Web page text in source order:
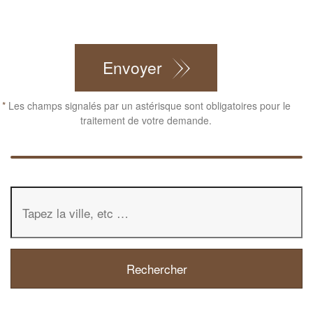
Envoyer
*Les champs signalés par un astérisque sont obligatoires pour le
traitement de votre demande.